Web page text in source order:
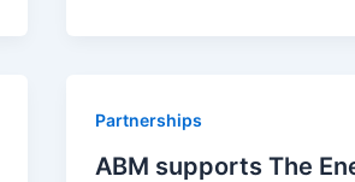
Partnerships
ABM supports The